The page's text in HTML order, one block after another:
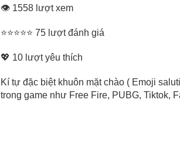
👁 1558 lượt xem
⭐⭐⭐⭐⭐ 75 lượt đánh giá
💖 10 lượt yêu thích
Kí tự đặc biệt khuôn mặt chào ( Emoji
trong game như Free Fire, PUBG, Tiktok,